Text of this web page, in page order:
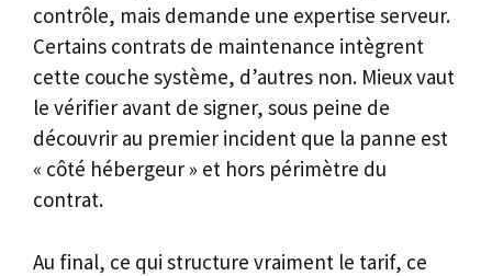
contrôle, mais demande une expertise serveur.
Certains contrats de maintenance intègrent
cette couche système, d’autres non. Mieux vaut
le vérifier avant de signer, sous peine de
découvrir au premier incident que la panne est
« côté hébergeur » et hors périmètre du
contrat.
Au final, ce qui structure vraiment le tarif, ce